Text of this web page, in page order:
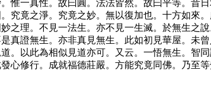
惟一真性。故曰圓。法法皆然。故曰平等。
究竟之淨。究竟之妙。無以復加也。十方如
之理。不見一法生。亦不見一生滅。於無生之
真證無生。亦非真見無生。此如初見華屋。未
。以此為相似見道亦可。又云。一悟無生。
心修行。成就福德莊嚴。方能究竟同佛。乃